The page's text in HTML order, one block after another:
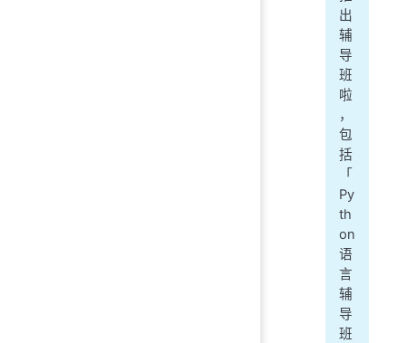
出
辅
导
班
啦
，
包
括
「
Py
th
on
语
言
辅
导
班